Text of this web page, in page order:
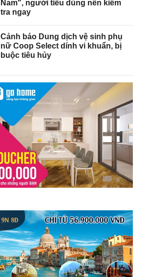
Nam", người tiêu dùng nên kiểm
tra ngay
Cảnh báo Dung dịch vệ sinh phụ
nữ Coop Select dính vi khuẩn, bị
buộc tiêu hủy